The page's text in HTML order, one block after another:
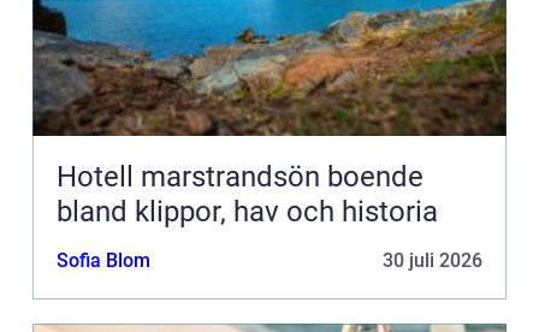
Hotell marstrandsön boende
bland klippor, hav och historia
Sofia Blom 30 juli 2026